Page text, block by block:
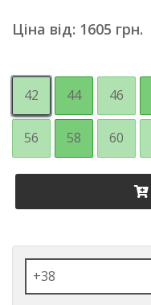
Ціна від: 1605 грн.
42 44 46
56 58 60